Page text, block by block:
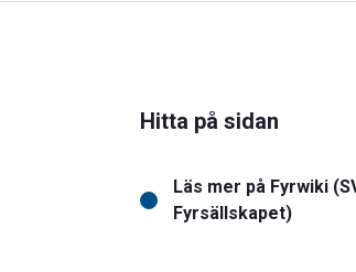
Hitta på sidan
Läs mer på Fyrwiki
Fyrsällskapet)